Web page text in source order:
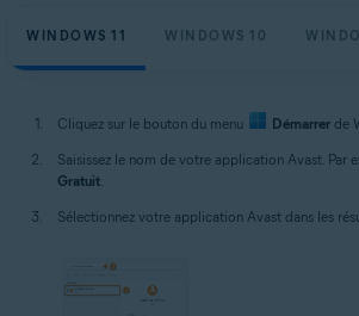
WINDOWS 11 WINDOWS 10
Cliquez sur le bouton du menu Démarrer de
Saisissez le nom de votre application Avast. Par
Gratuit.
Sélectionnez votre application Avast dans les